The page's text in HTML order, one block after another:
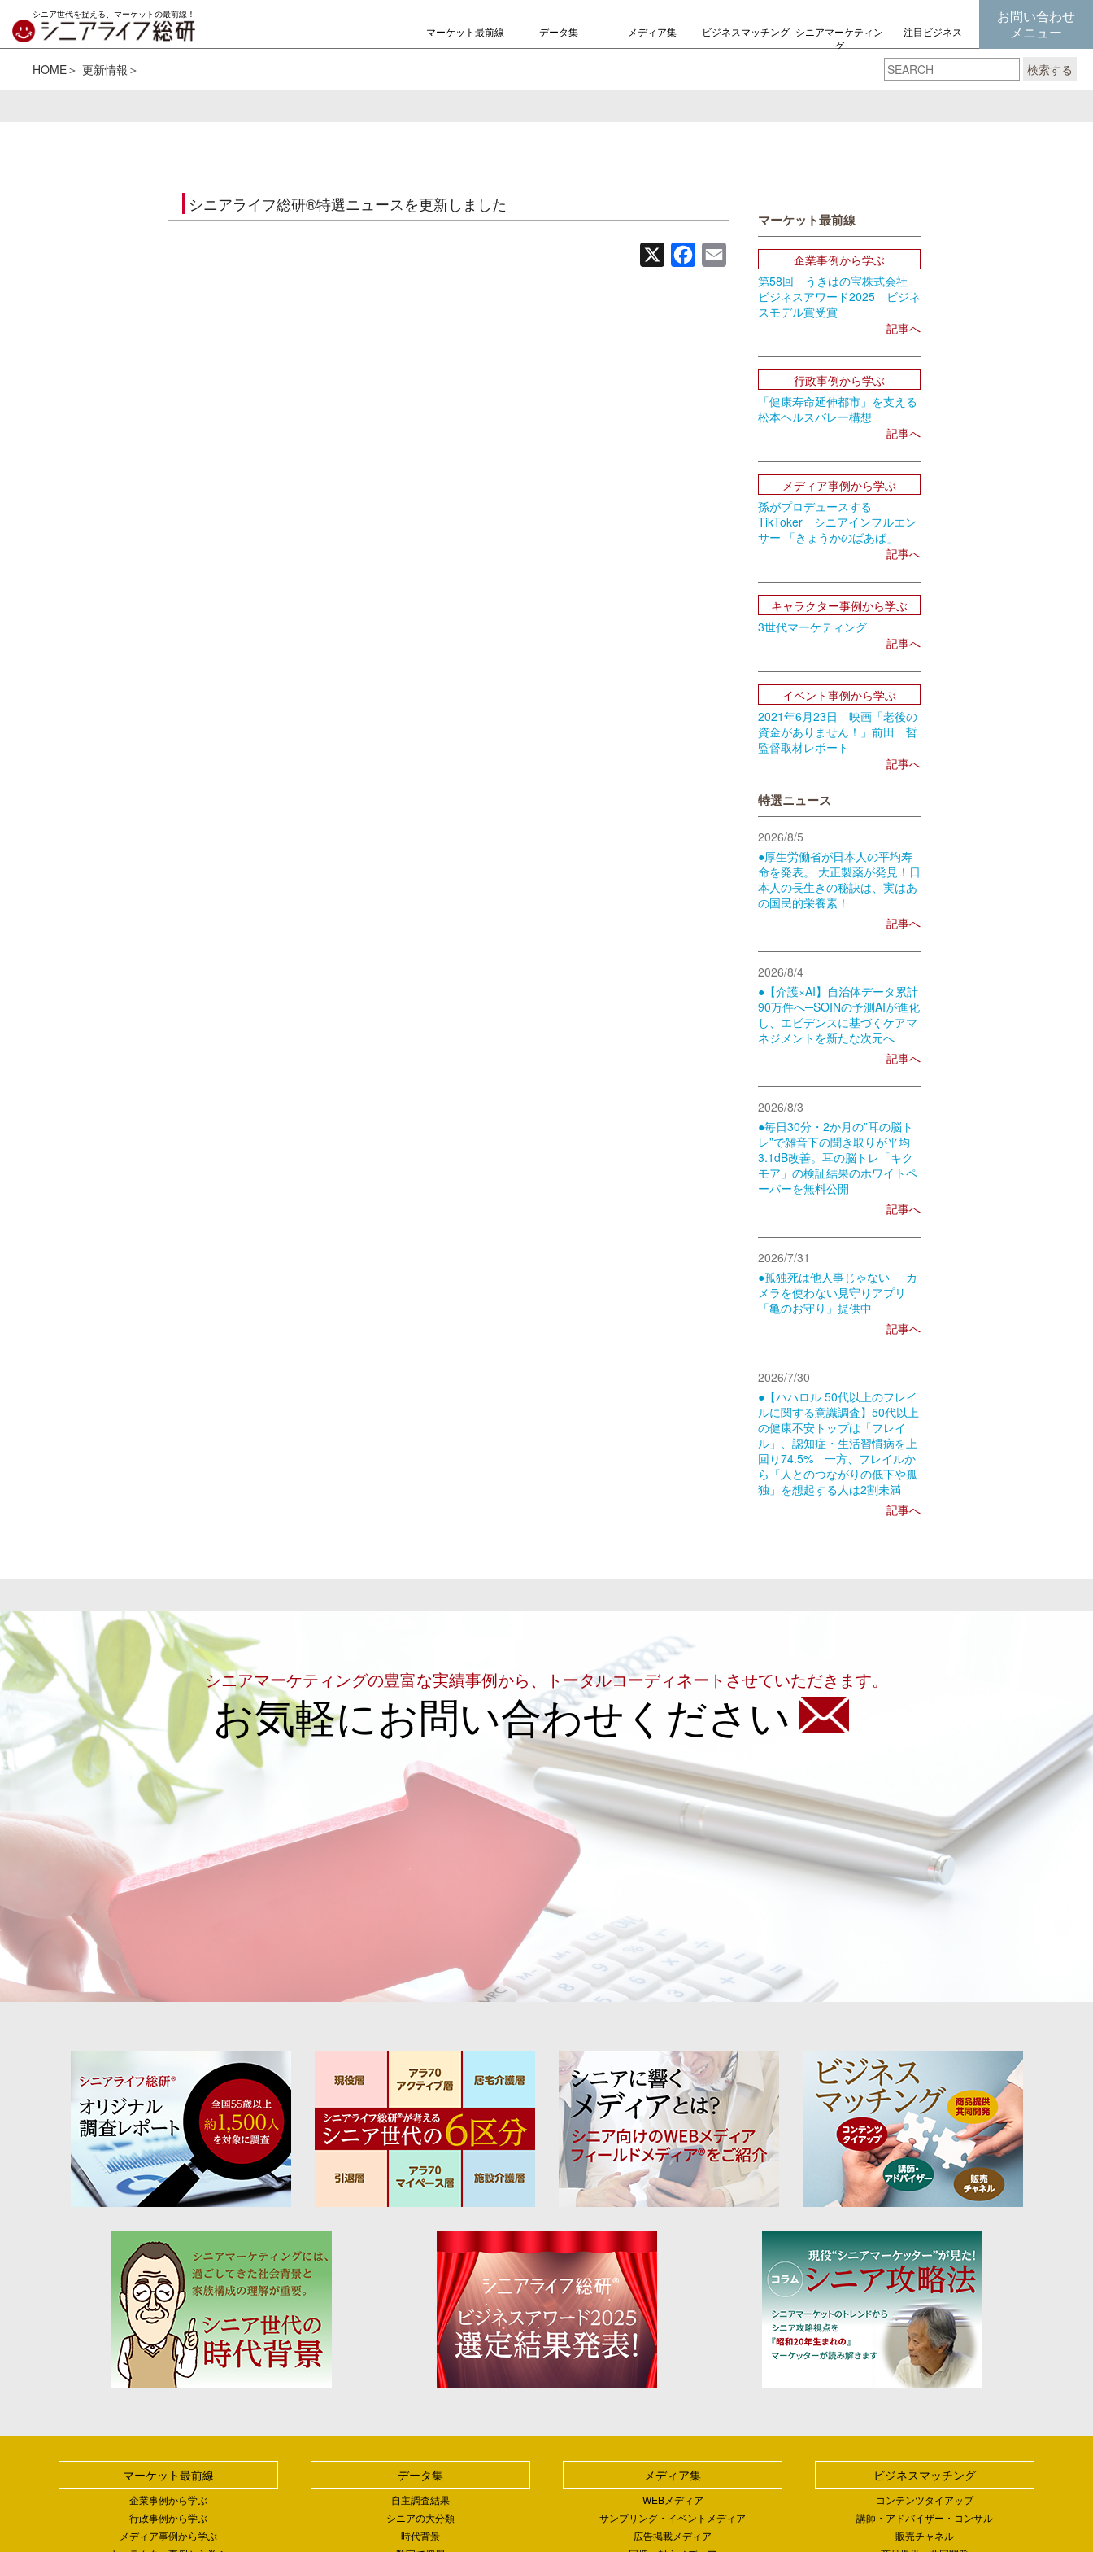
シニア世代を捉える、マーケットの最前線！
マーケット最前線 データ集 メディア集 ビジネスマッチング シニアマーケティン
グ
注目ビジネス
お問い合わせ
メニュー
HOME 更新情報 検索する
シニアライフ総研®特選ニュースを更新しました
FacebookEmail
マーケット最前線
企業事例から学ぶ
第58回 うきはの宝株式会社
ビジネスアワード2025 ビジネ
スモデル賞受賞
記事へ
行政事例から学ぶ
「健康寿命延伸都市」を支える
松本ヘルスバレー構想
記事へ
メディア事例から学ぶ
孫がプロデュースする
TikToker シニアインフルエン
サー 「きょうかのばあば」
記事へ
キャラクター事例から学ぶ
3世代マーケティング
記事へ
イベント事例から学ぶ
2021年6月23日 映画「老後の
資金がありません！」前田 哲
監督取材レポート
記事へ
特選ニュース
2026/8/5
●厚生労働省が日本人の平均寿
命を発表。 大正製薬が発見！日
本人の長生きの秘訣は、実はあ
の国民的栄養素！
記事へ
2026/8/4
●【介護×AI】自治体データ累計
90万件へ─SOINの予測AIが進化
し、エビデンスに基づくケアマ
ネジメントを新たな次元へ
記事へ
2026/8/3
●毎日30分・2か月の”耳の脳ト
レ”で雑音下の聞き取りが平均
3.1dB改善。耳の脳トレ「キク
モア」の検証結果のホワイトペ
ーパーを無料公開
記事へ
2026/7/31
●孤独死は他人事じゃない──カ
メラを使わない見守りアプリ
「亀のお守り」提供中
記事へ
2026/7/30
●【ハハロル 50代以上のフレイ
ルに関する意識調査】50代以上
の健康不安トップは「フレイ
ル」、認知症・生活習慣病を上
回り74.5% 一方、フレイルか
ら「人とのつながりの低下や孤
独」を想起する人は2割未満
記事へ
シニアマーケティングの豊富な実績事例から、トータルコーディネートさせていただきます。
お気軽にお問い合わせください
マーケット最前線
企業事例から学ぶ
行政事例から学ぶ
メディア事例から学ぶ
データ集
自主調査結果
シニアの大分類
時代背景
メディア集
WEBメディア
サンプリング・イベントメディア
広告掲載メディア
ビジネスマッチング
コンテンツタイアップ
講師・アドバイザー・コンサル
販売チャネル